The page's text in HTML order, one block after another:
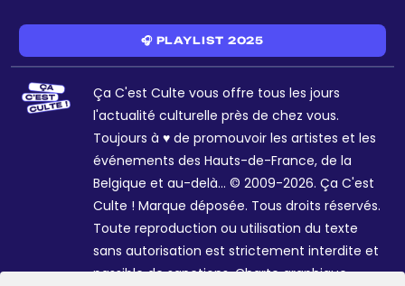
🎧 PLAYLIST 2025
Ça C'est Culte vous offre tous les jours
l'actualité culturelle près de chez vous.
Toujours à ♥ de promouvoir les artistes et les
événements des Hauts-de-France, de la
Belgique et au-delà... © 2009-2026. Ça C'est
Culte ! Marque déposée. Tous droits réservés.
Toute reproduction ou utilisation du texte
sans autorisation est strictement interdite et
passible de sanctions. Charte graphique